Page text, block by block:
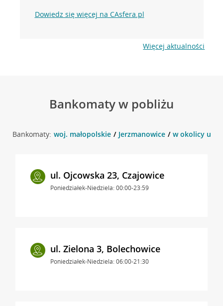
Dowiedz się więcej na CAsfera.pl
Więcej aktualności
Bankomaty w pobliżu
Bankomaty: woj. małopolskie Jerzmanowice w okolicy ul.
ul. Ojcowska 23, Czajowice
Poniedziałek-Niedziela: 00:00-23:59
ul. Zielona 3, Bolechowice
Poniedziałek-Niedziela: 06:00-21:30